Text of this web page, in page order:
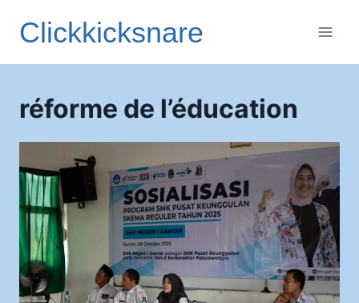
Clickkicksnare
réforme de l’éducation